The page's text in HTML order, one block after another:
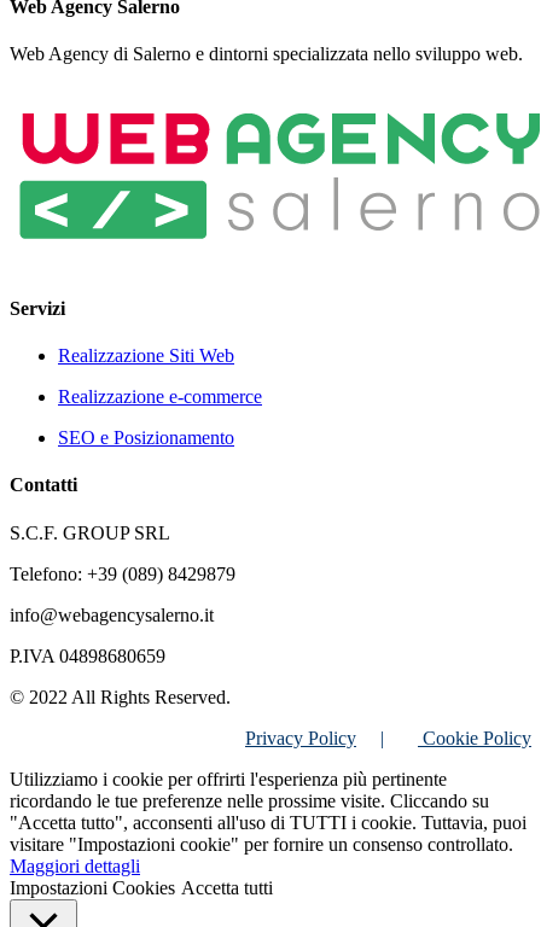
Web Agency Salerno
Web Agency di Salerno e dintorni specializzata nello sviluppo web.
Servizi
Realizzazione Siti Web
Realizzazione e-commerce
SEO e Posizionamento
Contatti
S.C.F. GROUP SRL
Telefono: +39 (089) 8429879
info@webagencysalerno.it
P.IVA 04898680659
© 2022 All Rights Reserved.
Privacy Policy |
Cookie Policy
Utilizziamo i cookie per offrirti l'esperienza più pertinente
ricordando le tue preferenze nelle prossime visite. Cliccando su
"Accetta tutto", acconsenti all'uso di TUTTI i cookie. Tuttavia, puoi
visitare "Impostazioni cookie" per fornire un consenso controllato.
Maggiori dettagli
Impostazioni Cookies Accetta tutti